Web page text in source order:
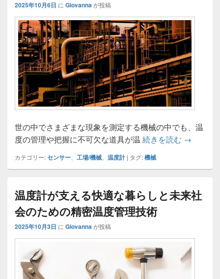
2025年10月6日 に Giovannaが投稿
世の中でさまざまな現象を測定する機械の中でも、温
度の管理や把握に不可欠な道具が温 続きを読む 温度計と
→
カテゴリー:センサー 工場/機械 温度計 | タグ:機械
温度計が支える快適な暮らしと未来社
会のための精密温度管理技術
2025年10月3日 に Giovanna が投稿